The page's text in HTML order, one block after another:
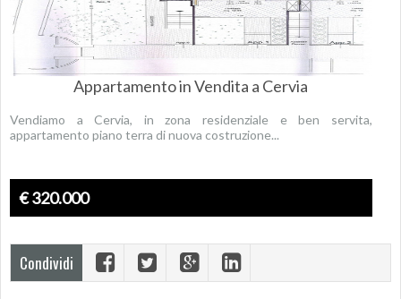
Appartamento in Vendita a Cervia
Vendiamo a Cervia, in zona residenziale e ben servita,
appartamento piano terra di nuova costruzione...
€ 320.000
Condividi